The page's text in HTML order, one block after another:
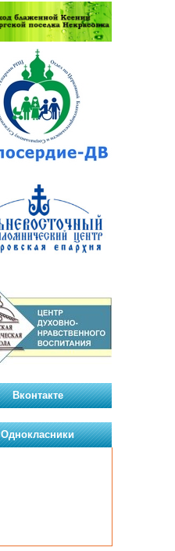
Вконтакте
Однокласники